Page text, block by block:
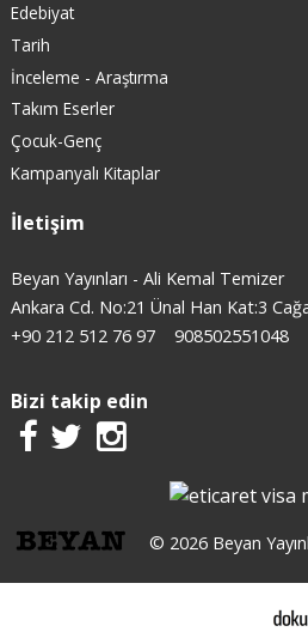
Edebiyat
Tarih
İnceleme - Araştırma
Takım Eserler
Çocuk-Genç
Kampanyalı Kitaplar
İletişim
Beyan Yayınları - Ali Kemal Temizer
Ankara Cd. No:21 Ünal Han Kat:3
+90 212 512 76 97
908502551048
Bizi takip edin
© 2026 Beyan